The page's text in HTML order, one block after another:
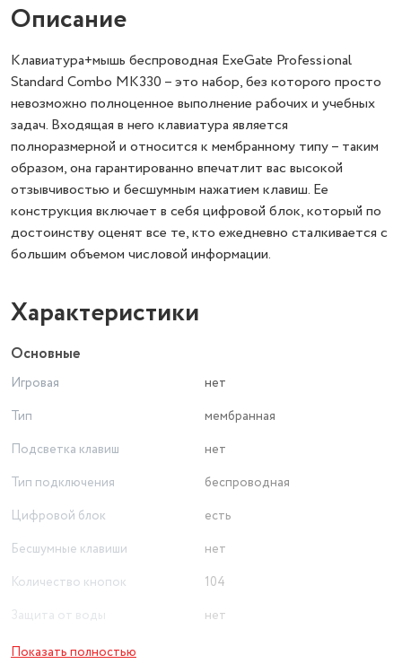
Описание
Клавиатура+мышь беспроводная ExeGate Professional
Standard Combo MK330 – это набор, без которого просто
невозможно полноценное выполнение рабочих и учебных
задач. Входящая в него клавиатура является
полноразмерной и относится к мембранному типу – таким
образом, она гарантированно впечатлит вас высокой
отзывчивостью и бесшумным нажатием клавиш. Ее
конструкция включает в себя цифровой блок, который по
достоинству оценят все те, кто ежедневно сталкивается с
большим объемом числовой информации.
Характеристики
Основные
Игровая
нет
Тип
мембранная
Подсветка клавиш
нет
Тип подключения
беспроводная
Цифровой блок
есть
Бесшумные клавиши
нет
Количество кнопок
104
Защита от воды
нет
Основной цвет
Показать полностью